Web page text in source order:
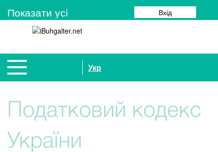
Показати усi Вхід
Укр
Податковий кодекс
України